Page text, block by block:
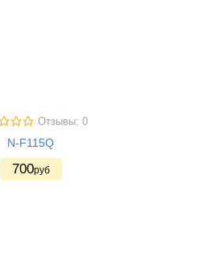
Отзывы: 0
N-F115Q
700руб